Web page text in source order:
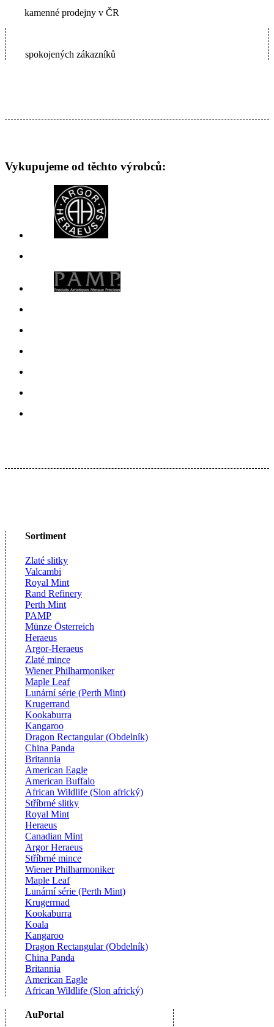
kamenné prodejny v ČR
spokojených zákazníků
Vykupujeme od těchto výrobců:
Sortiment
Zlaté slitky
Valcambi
Royal Mint
Rand Refinery
Perth Mint
PAMP
Münze Österreich
Heraeus
Argor-Heraeus
Zlaté mince
Wiener Philharmoniker
Maple Leaf
Lunární série (Perth Mint)
Krugerrand
Kookaburra
Kangaroo
Dragon Rectangular (Obdelník)
China Panda
Britannia
American Eagle
American Buffalo
African Wildlife (Slon africký)
Stříbrné slitky
Royal Mint
Heraeus
Canadian Mint
Argor Heraeus
Stříbrné mince
Wiener Philharmoniker
Maple Leaf
Lunární série (Perth Mint)
Krugerrnad
Kookaburra
Koala
Kangaroo
Dragon Rectangular (Obdelník)
China Panda
Britannia
American Eagle
African Wildlife (Slon africký)
AuPortal